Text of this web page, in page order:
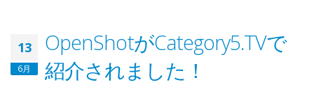
13
6月
OpenShotがCategory5.TVで
紹介されました！